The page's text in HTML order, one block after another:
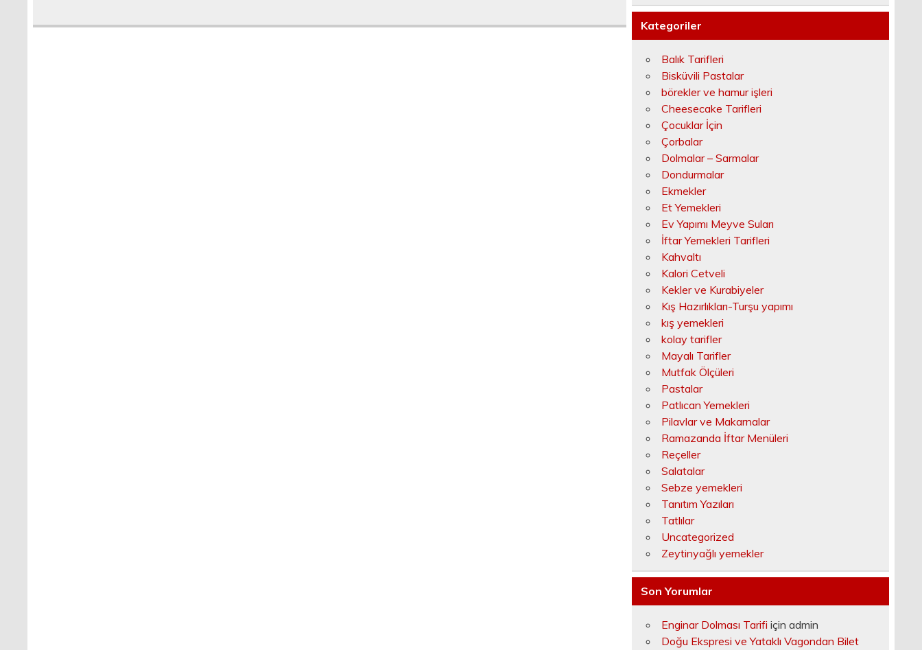
Kategoriler
Balık Tarifleri
Bisküvili Pastalar
börekler ve hamur işleri
Cheesecake Tarifleri
Çocuklar İçin
Çorbalar
Dolmalar – Sarmalar
Dondurmalar
Ekmekler
Et Yemekleri
Ev Yapımı Meyve Suları
İftar Yemekleri Tarifleri
Kahvaltı
Kalori Cetveli
Kekler ve Kurabiyeler
Kış Hazırlıkları-Turşu yapımı
kış yemekleri
kolay tarifler
Mayalı Tarifler
Mutfak Ölçüleri
Pastalar
Patlıcan Yemekleri
Pilavlar ve Makarnalar
Ramazanda İftar Menüleri
Reçeller
Salatalar
Sebze yemekleri
Tanıtım Yazıları
Tatlılar
Uncategorized
Zeytinyağlı yemekler
Son Yorumlar
Enginar Dolması Tarifi içinadmin
Doğu Ekspresi ve Yataklı Vagondan Bilet